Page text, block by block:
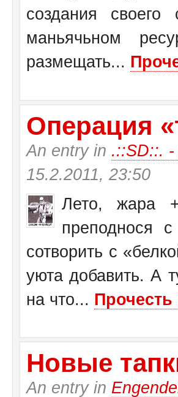
создания
маньячьном
размещать...
Операция
An entry in .::SD::.
15.2.2011, 23:50
Лето, жара
преподнося
сотворить с
уюта добавить. А
на что...
Новые
An entry in